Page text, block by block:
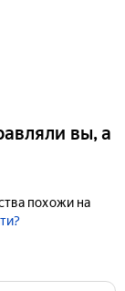
вы, а
похожи на